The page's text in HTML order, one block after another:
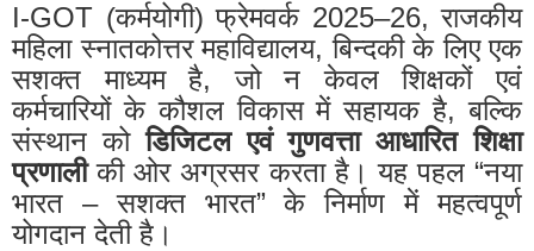
I-GOT (कर्मयोगी) फ्रेमवर्क 2025–26, राजकीय
महिला स्नातकोत्तर महाविद्यालय, बिन्दकी के लिए एक
सशक्त माध्यम है, जो न केवल शिक्षकों एवं
कर्मचारियों के कौशल विकास में सहायक है, बल्कि
संस्थान कोडिजिटल एवं गुणवत्ता आधारित शिक्षा
प्रणालीकी ओर अग्रसर करता है। यह पहल “नया
भारत – सशक्त भारत” के निर्माण में महत्वपूर्ण
योगदान देती है।